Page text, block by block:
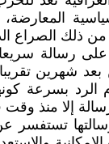
من ذلك الصراع
على رسالة
بعد شهرين
الرد بسرعة
إلا منذ
تستفسر